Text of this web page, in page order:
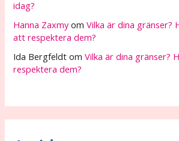
idag?
Hanna ZaxmyomVilka är dina gränser?
att respektera dem?
Ida Bergfeldt omVilka är dina gränser?
respektera dem?